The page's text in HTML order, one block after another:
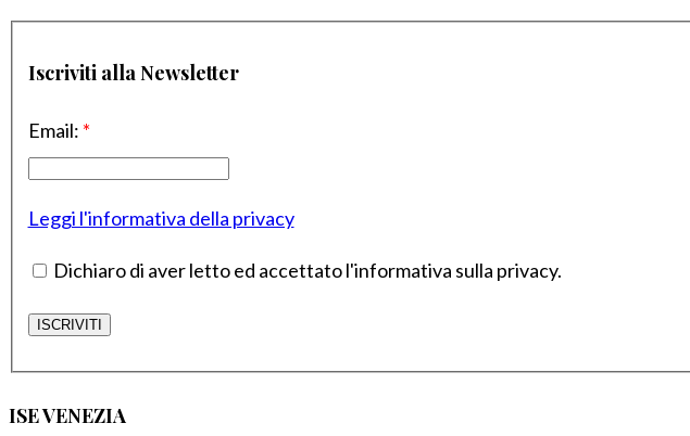
Iscriviti alla Newsletter
Email: *
Leggi l'informativa della privacy
Dichiaro di aver letto ed accettato l'informativa sulla privacy.
ISE VENEZIA